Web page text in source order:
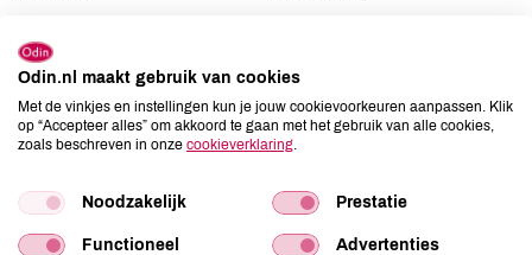
Gluten
Lactose
niet aanwezig
Lupine
niet aanwezig
Mosterd
niet aanwezig
Schaaldieren
niet aanwezig
Selderij
niet aanwezig
Odin.nl maakt gebruik van cookies
Met de vinkjes en instellingen kun je jouw cookievoorkeuren aanpassen. Klik
op “Accepteer alles” om akkoord te gaan met het gebruik van alle cookies,
zoals beschreven in onze cookieverklaring
Noodzakelijk Prestatie
Functioneel Advertenties